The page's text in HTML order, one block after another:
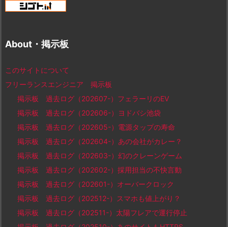
About・掲示板
このサイトについて
フリーランスエンジニア 掲示板
掲示板 過去ログ（202607-）フェラーリのEV
掲示板 過去ログ（202606-）ヨドバシ池袋
掲示板 過去ログ（202605-）電源タップの寿命
掲示板 過去ログ（202604-）あの会社がカレー？
掲示板 過去ログ（202603-）幻のクレーンゲーム
掲示板 過去ログ（202602-）採用担当の不快言動
掲示板 過去ログ（202601-）オーバークロック
掲示板 過去ログ（202512-）スマホも値上がり？
掲示板 過去ログ（202511-）太陽フレアで運行停止